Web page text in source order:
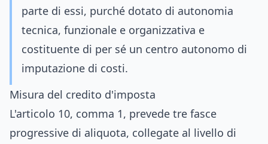
parte di essi, purché dotato di autonomia
tecnica, funzionale e organizzativa e
costituente di per sé un centro autonomo di
imputazione di costi.
Misura del credito d'imposta
L'articolo 10, comma 1, prevede tre fasce
progressive di aliquota, collegate al livello di